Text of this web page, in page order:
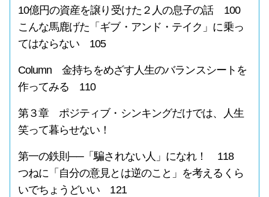
10億円の資産を譲り受けた２人の息子の話 100
こんな馬鹿げた「ギブ・アンド・テイク」に乗っ
てはならない 105
Column 金持ちをめざす人生のバランスシートを
作ってみる 110
第３章 ポジティブ・シンキングだけでは、人生
笑って暮らせない！
第一の鉄則──「騙されない人」になれ！ 118
つねに「自分の意見とは逆のこと」を考えるくら
いでちょうどいい 121